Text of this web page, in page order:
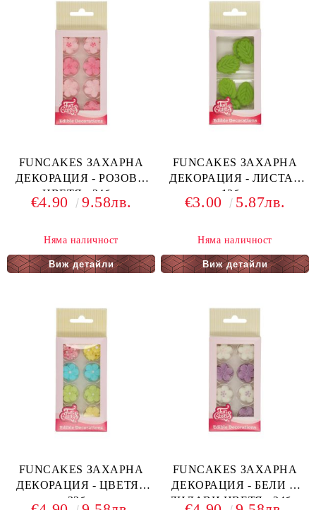
FUNCAKES ЗАХАРНА
ДЕКОРАЦИЯ - РОЗОВИ
ЦВЕТЯ - 24бр.
€4.90 9.58лв.
Няма наличност
Виж детайли
FUNCAKES ЗАХАРНА
ДЕКОРАЦИЯ - ЛИСТА -
12бр.
€3.00 5.87лв.
Няма наличност
Виж детайли
FUNCAKES ЗАХАРНА
ДЕКОРАЦИЯ - ЦВЕТЯ -
32бр.
FUNCAKES ЗАХАРНА
ДЕКОРАЦИЯ - БЕЛИ И
ЛИЛАВИ ЦВЕТЯ - 24бр.